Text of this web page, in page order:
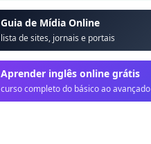
Guia de Mídia Online
lista de sites, jornais e portais
Aprender inglês online grátis
curso completo do básico ao avançado